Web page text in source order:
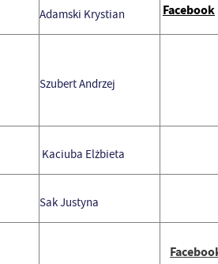
Adamski Krystian Facebook
Szubert Andrzej
Kaciuba Elżbieta
Sak Justyna